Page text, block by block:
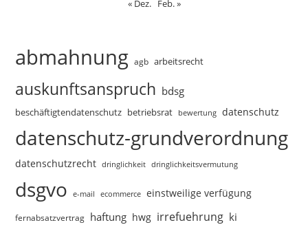
« Dez. Feb. »
abmahnung agb arbeitsrecht
auskunftsanspruch bdsg
beschäftigtendatenschutz betriebsrat bewertung datenschutz
datenschutz-grundverordnung
datenschutzrecht dringlichkeit dringlichkeitsvermutung
dsgvo e-mail ecommerce einstweilige verfügung
fernabsatzvertrag haftung hwg irrefuehrung ki